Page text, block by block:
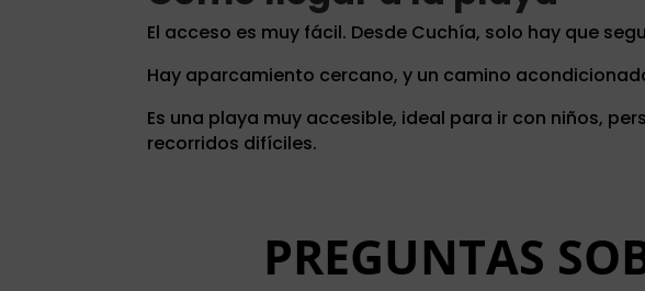
El acceso es muy fácil. Desde Cuchía, solo hay que
Hay aparcamiento cercano, y un camino
Es una playa muy accesible, ideal para ir con niños,
recorridos difíciles.
PREGUNTAS